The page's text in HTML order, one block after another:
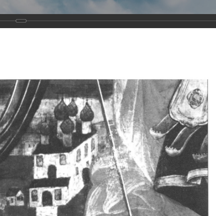
Земли
Сайт создан по
и
Наследники Галерея
Главная Галерея Храмы-мученики Архангельска Свято-